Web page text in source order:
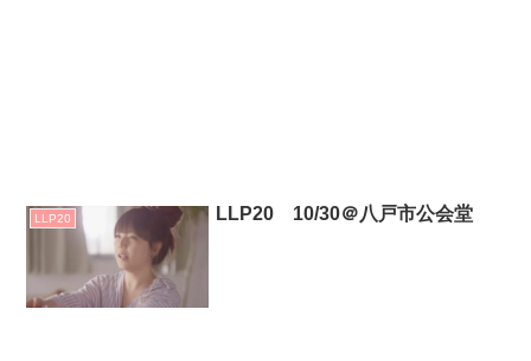
LLP20 LLP20 10/30＠八戸市公会堂